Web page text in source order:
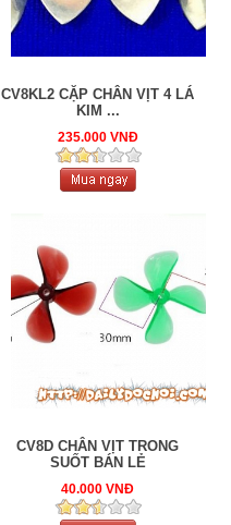
CV8KL2 CẶP CHÂN VỊT 4 LÁ
KIM ...
235.000 VNĐ
CV8D CHÂN VỊT TRONG
SUỐT BÁN LẺ
40.000 VNĐ